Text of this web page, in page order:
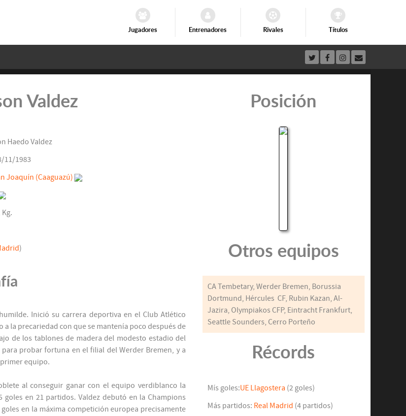
Jugadores Entrenadores Rivales Títulos
Valdez
Haedo Valdez
11/1983
Joaquín (Caaguazú)
Kg.
)
Inició su carrera deportiva en el Club Atlético
la precariedad con que se mantenía poco después de
de los tablones de madera del modesto estadio del
probar fortuna en el filial del Werder Bremen, y a
equipo.
al conseguir ganar con el equipo verdiblanco la
goles en 21 partidos. Valdez debutó en la Champions
en la máxima competición europea precisamente
Posición
Otros equipos
CA Tembetary, Werder Bremen, Borussia
Dortmund, Hércules CF, Rubin Kazan, Al-
Jazira, Olympiakos CFP, Eintracht Frankfurt,
Seattle Sounders, Cerro Porteño
Récords
Mís goles:UE Llagostera (2 goles)
Más partidos: Real Madrid (4 partidos)